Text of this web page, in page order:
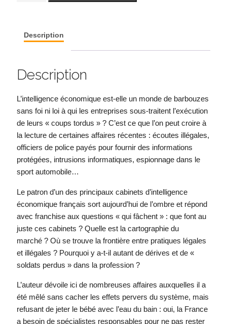
économique
Description
Description
L’intelligence économique est-elle un monde de barbouzes
sans foi ni loi à qui les entreprises sous-traitent l’exécution
de leurs « coups tordus » ? C’est ce que l’on peut croire à
la lecture de certaines affaires récentes : écoutes illégales,
officiers de police payés pour fournir des informations
protégées, intrusions informatiques, espionnage dans le
sport automobile…
Le patron d’un des principaux cabinets d’intelligence
économique français sort aujourd’hui de l’ombre et répond
avec franchise aux questions « qui fâchent » : que font au
juste ces cabinets ? Quelle est la cartographie du
marché ? Où se trouve la frontière entre pratiques légales
et illégales ? Pourquoi y a-t-il autant de dérives et de «
soldats perdus » dans la profession ?
L’auteur dévoile ici de nombreuses affaires auxquelles il a
été mêlé sans cacher les effets pervers du système, mais
refusant de jeter le bébé avec l’eau du bain : oui, la France
a besoin de spécialistes responsables pour ne pas rester